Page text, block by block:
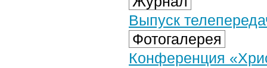
Выпуск
Фотогалерея
Конференция